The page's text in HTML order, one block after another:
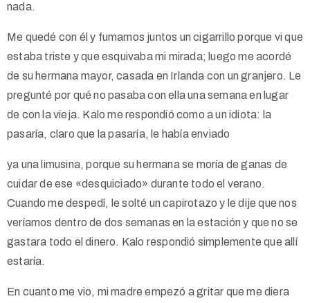
nada.
Me quedé con él y fumamos juntos un cigarrillo porque vi que
estaba triste y que esquivaba mi mirada; luego me acordé
de su hermana mayor, casada en Irlanda con un granjero. Le
pregunté por qué no pasaba con ella una semana en lugar
de con la vieja. Kalo me respondió como a un idiota: la
pasaría, claro que la pasaría, le había enviado
ya una limusina, porque su hermana se moría de ganas de
cuidar de ese «desquiciado» durante todo el verano.
Cuando me despedí, le solté un capirotazo y le dije que nos
veríamos dentro de dos semanas en la estación y que no se
gastara todo el dinero. Kalo respondió simplemente que allí
estaría.
En cuanto me vio, mi madre empezó a gritar que me diera